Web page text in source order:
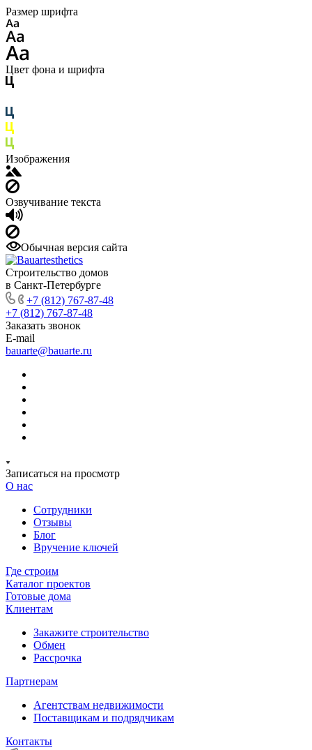
Размер шрифта
Цвет фона и шрифта
Изображения
Озвучивание текста
Обычная версия сайта
Строительство домов
в Санкт-Петербурге
+7 (812) 767-87-48
+7 (812) 767-87-48
Заказать звонок
E-mail
bauarte@bauarte.ru
Записаться на просмотр
О нас
Сотрудники
Отзывы
Блог
Вручение ключей
Где строим
Каталог проектов
Готовые дома
Клиентам
Закажите строительство
Обмен
Рассрочка
Партнерам
Агентствам недвижимости
Поставщикам и подрядчикам
Контакты